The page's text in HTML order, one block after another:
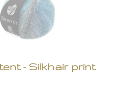
- Silkhair print